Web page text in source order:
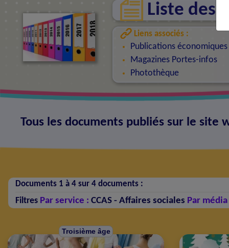
Liste des
Liens associés :
Publications économiques
Magazines Portes-infos
Photothèque
Tous les documents publiés sur le site
Documents 1 à 4 sur 4 documents :
Filtres Par service : CCAS - Affaires sociales Par média
Troisième âge